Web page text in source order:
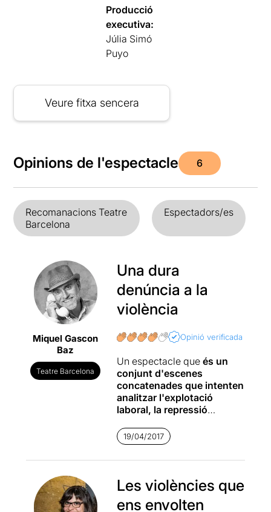
Producció
executiva:
Júlia Simó
Puyo
Veure fitxa sencera
Opinions de l'espectacle 6
Recomanacions Teatre
Barcelona
Espectadors/es
Miquel Gascon
Baz
Teatre Barcelona
Una dura
denúncia a la
violència
Opinió verificada
Un espectacle que és un
conjunt d'escenes
concatenades que intenten
analitzar l'explotació
laboral, la repressió
societati en general temes
relacionats amb la injustícia
la violència en qualsevol
Un tipus de teatre que
combina el text amb el
19/04/2017
Les violències que
ens envolten